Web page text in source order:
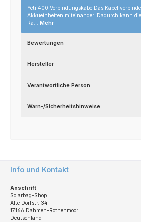
Yeti 400 VerbindungskabelDas Kabel
Akkueinheiten miteinander. Dadurch kann
Ra… Mehr
Bewertungen
Hersteller
Verantwortliche Person
Warn-/Sicherheitshinweise
Info und Kontakt
Anschrift
Solarbag-Shop
Alte Dorfstr. 34
17166 Dahmen-Rothenmoor
Deutschland